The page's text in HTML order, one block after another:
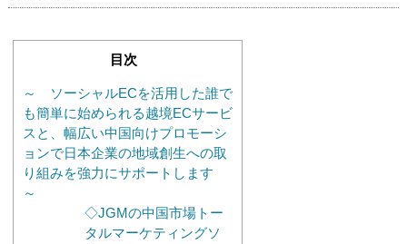
目次
～ ソーシャルECを活用した誰で
も簡単に始められる越境ECサービ
スと、幅広い中国向けプロモーシ
ョンで日本企業の地域創生への取
り組みを強力にサポートします
～
◇JGMの中国市場トー
タルマーケティングソ